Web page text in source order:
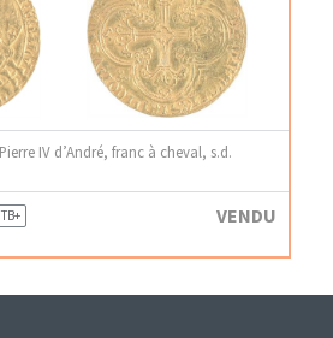
IV d’André, franc à cheval, s.d.
TB+ VENDU